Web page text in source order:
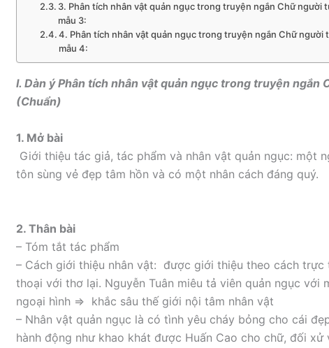
3. Phân tích nhân vật quản ngục trong truyện ngắn Chữ người
mẫu 3:
4. Phân tích nhân vật quản ngục trong truyện ngắn Chữ người
mẫu 4:
I. Dàn ýPhân tích nhân vật quản ngục trong truyện ngắn
(Chuẩn)
1. Mở bài
Giới thiệu tác giả, tác phẩm và nhân vật quản ngục: một
tôn sùng vẻ đẹp tâm hồn và có một nhân cách đáng quý.
2. Thân bài
– Tóm tắt tác phẩm
– Cách giới thiệu nhân vật: được giới thiệu theo cách
thoại với thơ lại. Nguyễn Tuân miêu tả viên quản ngục với
ngoại hình => khắc sâu thế giới nội tâm nhân vật
– Nhân vật quản ngục là có tình yêu cháy bỏng cho cái
hành động như khao khát được Huấn Cao cho chữ, đối xử